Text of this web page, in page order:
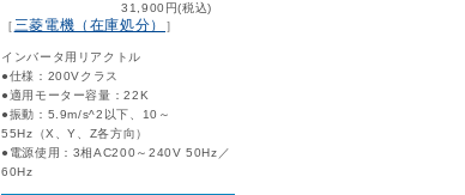
31,900円(税込)
［三菱電機（在庫処分） ］
インバータ用リアクトル
●仕様：200Vクラス
●適用モーター容量：22K
●振動：5.9m/s^2以下、10～
55Hz（X、Y、Z各方向）
●電源使用：3相AC200～240V 50Hz／
60Hz